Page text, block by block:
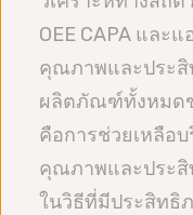
OEE CAPA และ
คุณภาพและประสิ
ผลิตภัณฑ์ทั้งหมดข
คือการช่วยเหลือ
คุณภาพและประสิ
ในวิธีที่มีประสิทธิ